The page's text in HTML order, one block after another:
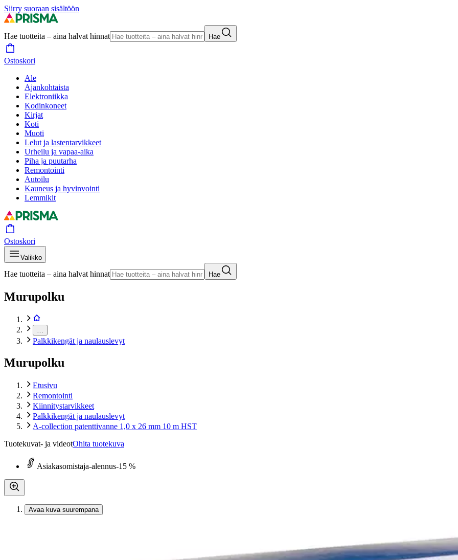
Siirry suoraan sisältöön
Hae tuotteita – aina halvat hinnat Hae
Ostoskori
Ale
Ajankohtaista
Elektroniikka
Kodinkoneet
Kirjat
Koti
Muoti
Lelut ja lastentarvikkeet
Urheilu ja vapaa-aika
Piha ja puutarha
Remontointi
Autoilu
Kauneus ja hyvinvointi
Lemmikit
Ostoskori
Valikko
Hae tuotteita – aina halvat hinnat Hae
Murupolku
Palkkikengät ja naulauslevyt
Murupolku
Etusivu
Remontointi
Kiinnitystarvikkeet
Palkkikengät ja naulauslevyt
A-collection patenttivanne 1,0 x 26 mm 10 m HST
Tuotekuvat- ja videotOhita tuotekuva
Asiakasomistaja-alennus-15 %
Avaa kuva suurempana